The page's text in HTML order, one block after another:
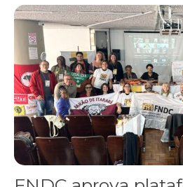
FNDC aprova plataforma de 20